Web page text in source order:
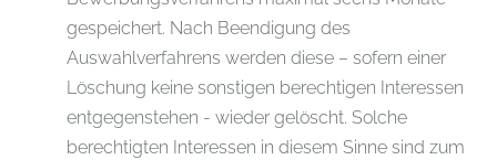
gespeichert. Nach Beendigung des
Auswahlverfahrens werden diese – sofern einer
Löschung keine sonstigen berechtigen Interessen
entgegenstehen - wieder gelöscht. Solche
berechtigten Interessen in diesem Sinne sind zum